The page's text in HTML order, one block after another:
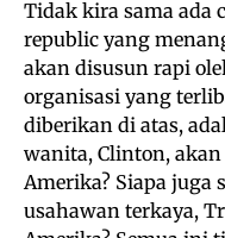
Tidak kira sama ada
republic yang
akan disusun rapi
organisasi yang
diberikan di atas,
wanita, Clinton,
Amerika? Siapa juga
usahawan terkaya,